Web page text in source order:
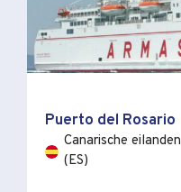
Puerto del Rosario
Canarische eilanden
(ES)